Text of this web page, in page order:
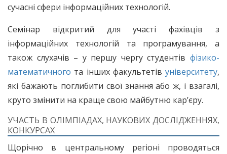
сучасні сфери інформаційних технологій.
Семінар відкритий для участі фахівців з
інформаційних технологій та програмування, а
також слухачів – у першу чергу студентів фізико-
математичного та інших факультетів університету,
які бажають поглибити свої знання або ж, і взагалі,
круто змінити на краще свою майбутню кар’єру.
УЧАСТЬ В ОЛІМПІАДАХ, НАУКОВИХ ДОСЛІДЖЕННЯХ,
КОНКУРСАХ
Щорічно в центральному регіоні проводяться